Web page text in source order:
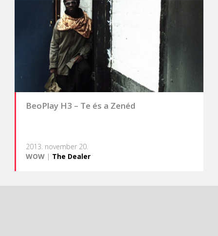
BeoPlay H3 – Te és a Zenéd
2013. november 20.
WOW | The Dealer